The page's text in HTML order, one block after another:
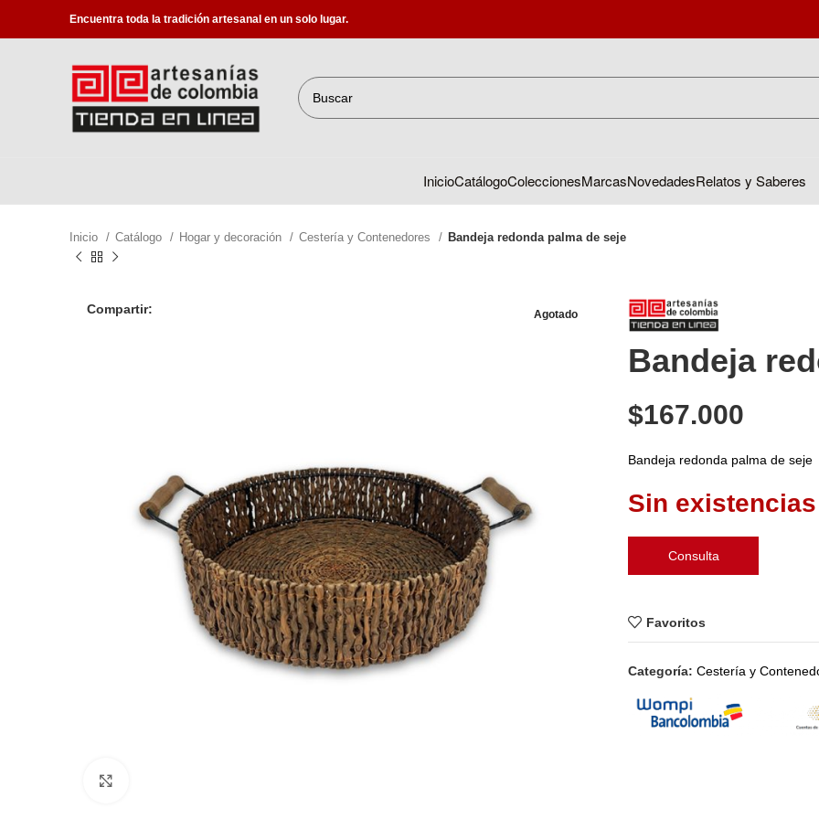
Encuentra toda la tradición artesanal en un solo lugar.
InicioCatálogoColeccionesMarcasNovedadesRelatos y Saberes
Inicio Catálogo Hogar y decoración Cestería y Contenedores Bandeja redonda palma de seje
Agotado
Bandeja
$167.000
Bandeja redonda palma de seje
Sin existencias
Consulta
Favoritos
Categoría: Cestería y
Compartir: